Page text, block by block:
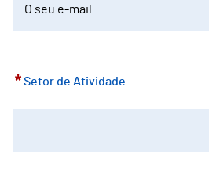
*Setor de Atividade